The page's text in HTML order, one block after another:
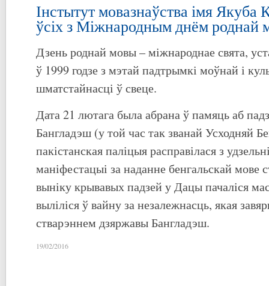
Інстытут мовазнаўства імя Якуба
ўсіх з Міжнародным днём роднай
Дзень роднай мовы – міжнароднае свята,
ў 1999 годзе з мэтай падтрымкі моўнай і
шматстайнасці ў свеце.
Дата 21 лютага была абрана ў памяць аб
Бангладэш (у той час так званай Усходняй
пакістанская паліцыя расправілася з
маніфестацыі за наданне бенгальскай мове
выніку крывавых падзей у Дацы пачаліся
выліліся ў вайну за незалежнасць, якая
стварэннем дзяржавы Бангладэш.
19/02/2016